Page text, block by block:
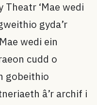
Theatr ‘Mae wedi
gyda’r
wedi ein
cudd o
gobeithio
â’r archif i